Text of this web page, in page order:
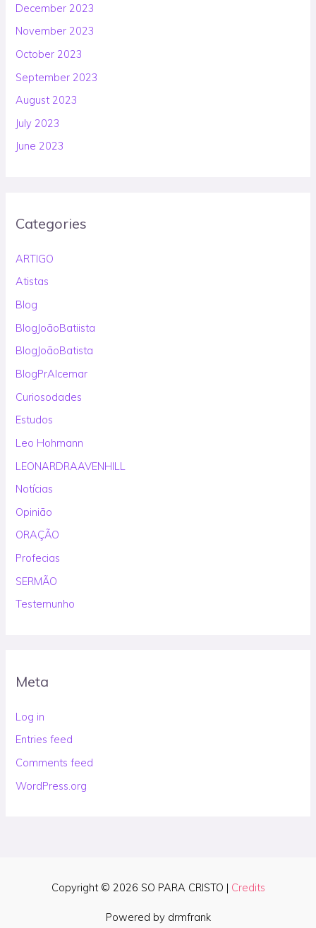
December 2023
November 2023
October 2023
September 2023
August 2023
July 2023
June 2023
Categories
ARTIGO
Atistas
Blog
BlogJoãoBatiista
BlogJoãoBatista
BlogPrAlcemar
Curiosodades
Estudos
Leo Hohmann
LEONARDRAAVENHILL
Notícias
Opinião
ORAÇÃO
Profecias
SERMÃO
Testemunho
Meta
Log in
Entries feed
Comments feed
WordPress.org
Copyright © 2026 SO PARA CRISTO | Credits
Powered by drmfrank